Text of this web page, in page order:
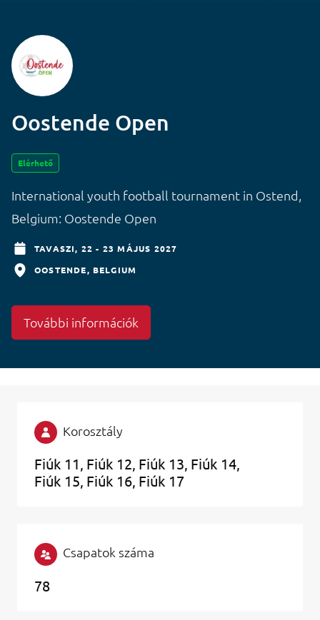
Oostende Open
Elérhető
International youth football tournament in Ostend,
Belgium: Oostende Open
TAVASZI, 22 - 23 MÁJUS 2027
OOSTENDE
BELGIUM
További információk
Korosztály
Fiúk 11 Fiúk 12 Fiúk 13 Fiúk 14
Fiúk 15 Fiúk 16 Fiúk 17
Csapatok száma
78